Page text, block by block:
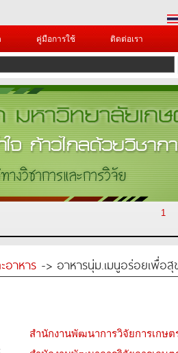
คู่มือการใช้ ติดต่อเรา
1
อาหาร -> อาหารนุ่ม.เมนูอร่อยเพื่อ
สำนักงานพัฒนาการวิจัยการเกษ